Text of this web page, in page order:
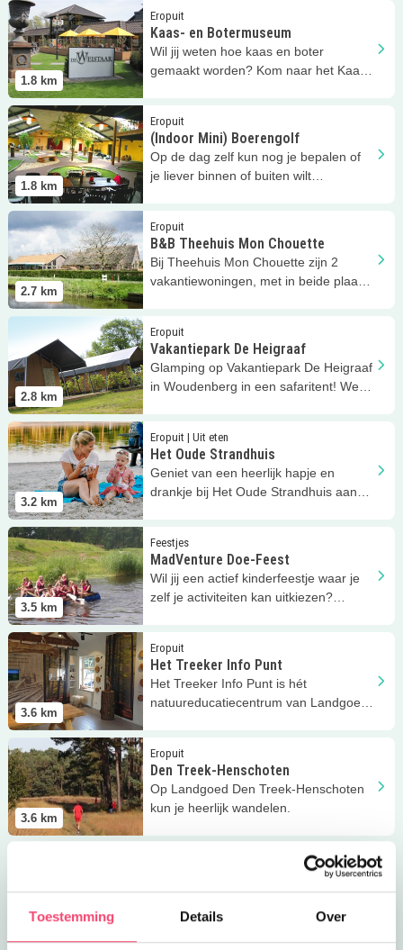
Toestemming Details Over
1.8 km
Eropuit
Kaas- en Botermuseum
Wil jij weten hoe kaas en boter
gemaakt worden? Kom naar het Kaas-
Lees meer Kaas- en Botermuseum
1.8 km
Eropuit
(Indoor Mini) Boerengolf
Op de dag zelf kun nog je bepalen of
je liever binnen of buiten wilt
Lees meer (Indoor Mini) Boerengolf
2.7 km
Eropuit
B&B Theehuis Mon Chouette
Bij Theehuis Mon Chouette zijn 2
vakantiewoningen, met in beide plaats
Lees meer B&amp;B Theehuis Mon Chouette
2.8 km
Eropuit
Vakantiepark De Heigraaf
Glamping op Vakantiepark De Heigraaf
in Woudenberg in een safaritent! Welk
Vakantiepark De Heigraaf
3.2 km
Eropuit | Uit eten
Het Oude Strandhuis
Geniet van een heerlijk hapje en
drankje bij Het Oude Strandhuis aan
Lees meer Het Oude Strandhuis
3.5 km
Feestjes
MadVenture Doe-Feest
Wil jij een actief kinderfeestje waar je
zelf je activiteiten kan uitkiezen?
Lees meer MadVenture Doe-Feest
3.6 km
Eropuit
Het Treeker Info Punt
Het Treeker Info Punt is hét
natuureducatiecentrum van Landgoed
Lees meer Het Treeker Info Punt
3.6 km
Eropuit
Den Treek-Henschoten
Op Landgoed Den Treek-Henschoten
kun je heerlijk wandelen.
Lees meer Den Treek-Henschoten
3.7 km
Kanocentrum Boerderij Berg
Wil je iets actiefs in de natuur doen?
Dan is kanoën een leuke en